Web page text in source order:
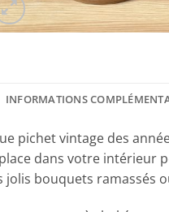
INFORMATIONS
pichet vintage des
dans votre intérieur
jolis bouquets ramassés